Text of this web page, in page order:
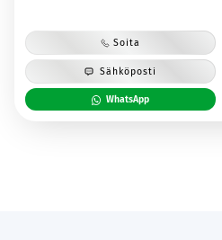
Soita
Sähköposti
WhatsApp